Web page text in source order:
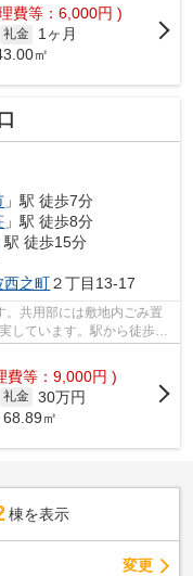
費等：6,000円 )
礼金
1ヶ月
㎡
」駅 徒歩7分
」駅 徒歩8分
駅 徒歩15分
西之町２丁目13-17
共用部には敷地内ごみ置
しています。駅から徒歩7
費等：9,000円 )
礼金 30万円
㎡
棟を表示
変更